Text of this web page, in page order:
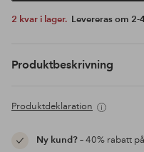
2 kvar i lager. Levereras om 2-
Produktbeskrivning
Produktdeklaration
Ny kund?– 40% rabatt